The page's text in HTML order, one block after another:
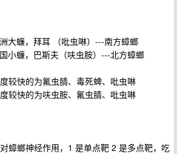
大蠊，拜耳 （吡虫啉）---南方蟑螂
小蠊，巴斯夫（呋虫胺）---北方蟑螂
较快的为氟虫腈、毒死蜱、吡虫啉
较快的为呋虫胺、氟虫腈、吡虫啉
蟑螂神经作用，1 是单点靶 2 是多点靶，吃